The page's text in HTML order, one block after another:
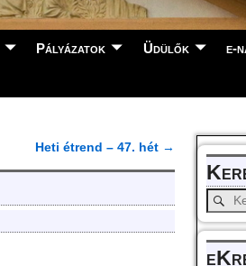
Pályázatok Üdülők e-
Heti étrend – 47. hét →